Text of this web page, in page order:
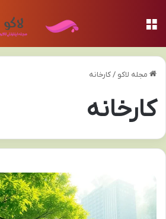
مجله لاکو /کارخانه
کارخانه